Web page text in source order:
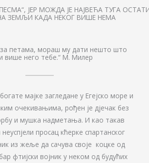
ЈЕР МОЖДА ЈЕ НАJВЕЋА ТУГА
ЗЕМЉИ КАДА НЕКОГ ВИШЕ НЕМА
за петама, мораш му дати нешто што
више него тебе.“ М. Милер
мајке загледане у Егејско море и
очекивањима, рођен је дјечак без
и мушка надметања. И као такав
просац кћерке спартанског
из жеље да сачува своје коцке од
фтијски војник у неком од будућих